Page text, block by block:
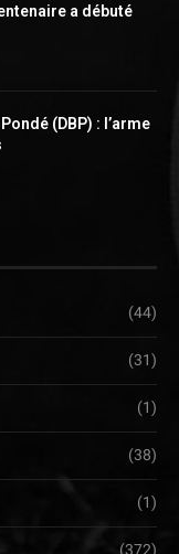
a débuté
(DBP) : l’arme
(44)
(31)
(1)
(38)
(1)
(372)